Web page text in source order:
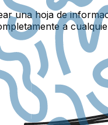
una hoja de
a